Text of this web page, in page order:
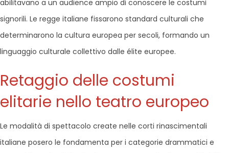
abilitavano a un audience ampio di conoscere le costumi
signorili. Le regge italiane fissarono standard culturali che
determinarono la cultura europea per secoli, formando un
linguaggio culturale collettivo dalle élite europee.
Retaggio delle costumi
elitarie nello teatro europeo
Le modalità di spettacolo create nelle corti rinascimentali
italiane posero le fondamenta per i categorie drammatici e